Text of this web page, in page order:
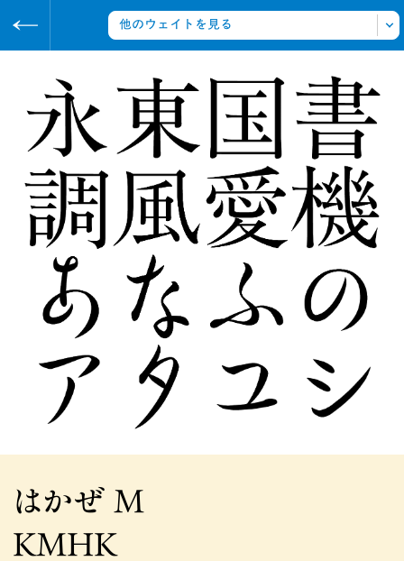
https://archive.sha-ken.co.jp
アーカイブ
タイトルの書体
ゴナ U かなW
書体をみる
写研の書体
称および文字盤コードは発売時期により変更されていることがありますが、こ
はかぜ M
KMHK